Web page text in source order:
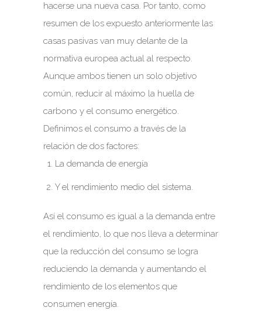
hacerse una nueva casa. Por tanto, como
resumen de los expuesto anteriormente las
casas pasivas van muy delante de la
normativa europea actual al respecto.
Aunque ambos tienen un solo objetivo
común, reducir al máximo la huella de
carbono y el consumo energético.
Definimos el consumo a través de la
relación de dos factores:
La demanda de energía
Y el rendimiento medio del sistema.
Así el consumo es igual a la demanda entre
el rendimiento, lo que nos lleva a determinar
que la reducción del consumo se logra
reduciendo la demanda y aumentando el
rendimiento de los elementos que
consumen energía.